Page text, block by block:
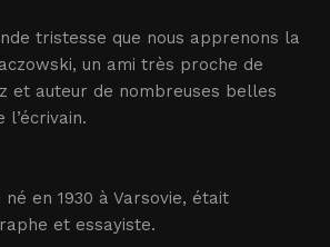
tristesse que nous apprenons la
un ami très proche de
et auteur de nombreuses belles
l’écrivain.
en 1930 à Varsovie, était
et essayiste.